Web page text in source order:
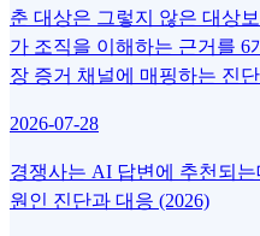
춘 대상은 그렇지 않은 대상
가 조직을 이해하는 근거를 6
장 증거 채널에 매핑하는 진
2026-07-28
경쟁사는 AI 답변에 추천되
원인 진단과 대응 (2026)